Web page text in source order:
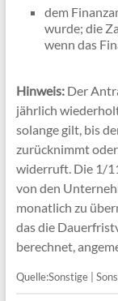
dem
wurde; die
wenn das
Hinweis:Der
jährlich
solange gilt, bis
zurücknimmt
widerruft. Die 1/
von den
monatlich zu
das die
berechnet,
Quelle:Sonstige |